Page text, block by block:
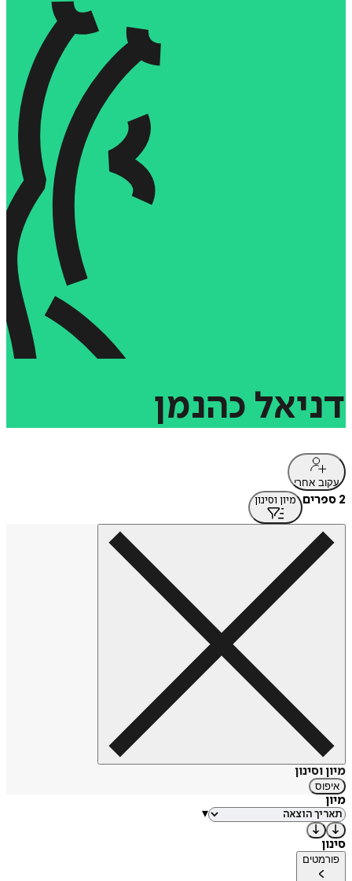
דניאל כהנמן
עקוב אחרי
2 ספרים מיון וסינון
מיון וסינון
איפוס
מיון
▾
סינון
פורמטים